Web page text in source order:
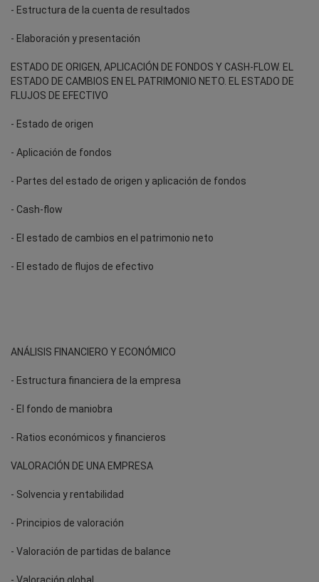
- Estructura de la cuenta de resultados
- Elaboración y presentación
ESTADO DE ORIGEN, APLICACIÓN DE FONDOS Y CASH-FLOW. EL
ESTADO DE CAMBIOS EN EL PATRIMONIO NETO. EL ESTADO DE
FLUJOS DE EFECTIVO
- Estado de origen
- Aplicación de fondos
- Partes del estado de origen y aplicación de fondos
- Cash-flow
- El estado de cambios en el patrimonio neto
- El estado de flujos de efectivo
ANÁLISIS FINANCIERO Y ECONÓMICO
- Estructura financiera de la empresa
- El fondo de maniobra
- Ratios económicos y financieros
VALORACIÓN DE UNA EMPRESA
- Solvencia y rentabilidad
- Principios de valoración
- Valoración de partidas de balance
- Valoración global